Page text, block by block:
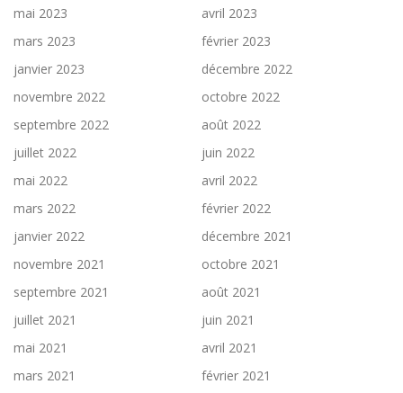
mai 2023
avril 2023
mars 2023
février 2023
janvier 2023
décembre 2022
novembre 2022
octobre 2022
septembre 2022
août 2022
juillet 2022
juin 2022
mai 2022
avril 2022
mars 2022
février 2022
janvier 2022
décembre 2021
novembre 2021
octobre 2021
septembre 2021
août 2021
juillet 2021
juin 2021
mai 2021
avril 2021
mars 2021
février 2021